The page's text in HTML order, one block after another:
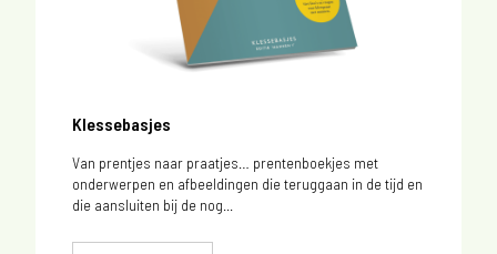
Klessebasjes
Van prentjes naar praatjes… prentenboekjes met
onderwerpen en afbeeldingen die teruggaan in de tijd en
die aansluiten bij de nog...